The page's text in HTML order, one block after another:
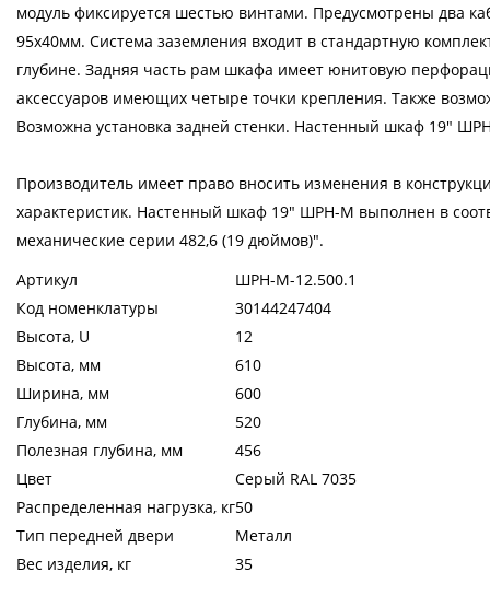
модуль фиксируется шестью винтами. Предусмотрены два
95х40мм. Система заземления входит в стандартную
глубине. Задняя часть рам шкафа имеет юнитовую
аксессуаров имеющих четыре точки крепления. Также
Возможна установка задней стенки. Настенный шкаф 19"
Производитель имеет право вносить изменения в
характеристик. Настенный шкаф 19" ШРН-М выполнен в
механические серии 482,6 (19 дюймов)".
Артикул
ШРН-М-12.500.1
Код номенклатуры
30144247404
Высота, U
12
Высота, мм
610
Ширина, мм
600
Глубина, мм
520
Полезная глубина, мм
456
Цвет
Серый RAL 7035
Распределенная нагрузка, кг50
Тип передней двери
Металл
Вес изделия, кг
35